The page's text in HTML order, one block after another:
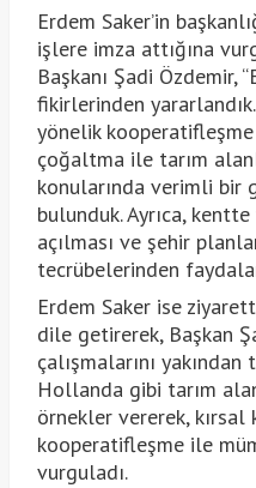
Erdem Saker’in
işlere imza attığına
Başkanı Şadi Özdemir,
fikirlerinden
yönelik
çoğaltma ile tarım
konularında verimli bir
bulunduk. Ayrıca,
açılması ve şehir
tecrübelerinden
Erdem Saker ise
dile getirerek, Başkan
çalışmalarını
Hollanda gibi tarım
örnekler vererek, kırsal
kooperatifleşme ile
vurguladı.